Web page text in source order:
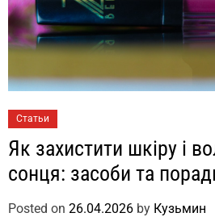
Статьи
Як захистити шкіру і
сонця: засоби та
Posted on 26.04.2026 by Кузьмин